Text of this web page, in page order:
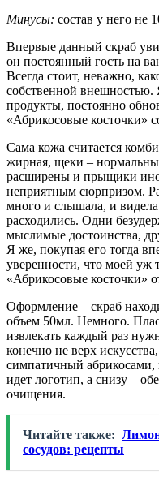
Минусы: состав у него не
Впервые данный скраб
он постоянный гость на
Всегда стоит, неважно,
собственной
продукты, постоянно
«Абрикосовые косточки»
Сама кожа считается
жирная, щеки –
расширены и прыщики
неприятным сюрпризом.
много и слышала, и
расходились. Одни
мыслимые достоинства,
Я же, покупая его тогда
уверенности, что моей уж
«Абрикосовые косточки»
Оформление – скраб
объем 50мл. Немного.
извлекать каждый раз
конечно не верх
симпатичный абрикосами,
идет логотип, а снизу –
очищения.
Читайте также:
сосудов: рецепты